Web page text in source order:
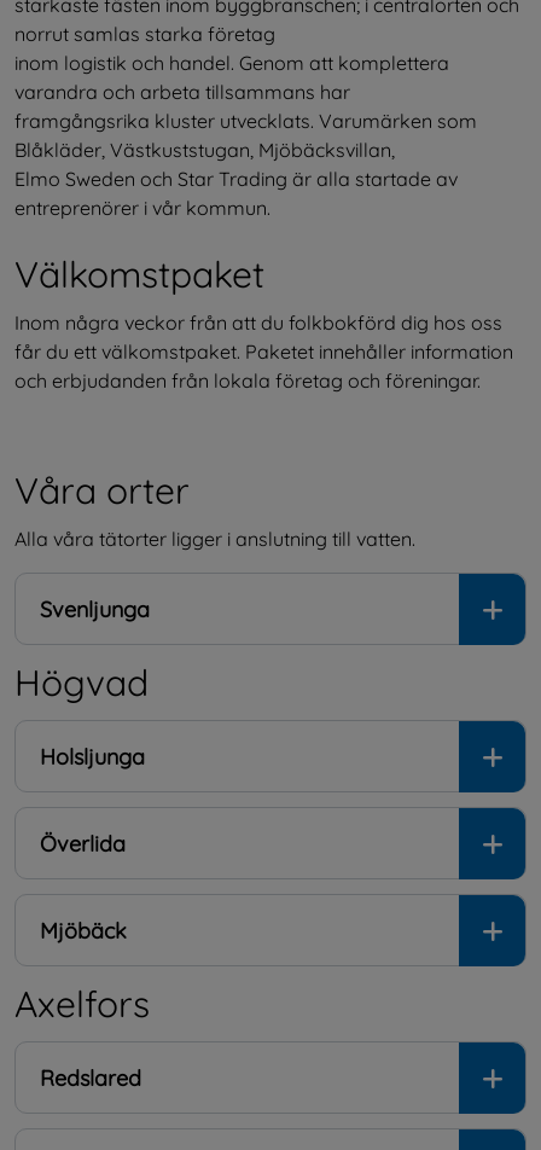
norrut samlas starka företag
inom logistik och handel. Genom att komplettera
varandra och arbeta tillsammans har
framgångsrika kluster utvecklats. Varumärken som
Blåkläder, Västkuststugan, Mjöbäcksvillan,
Elmo Sweden och Star Trading är alla startade av
entreprenörer i vår kommun.
Välkomstpaket
Inom några veckor från att du folkbokförd dig hos oss
får du ett välkomstpaket. Paketet innehåller information
och erbjudanden från lokala företag och föreningar.
Våra orter
Alla våra tätorter ligger i anslutning till vatten.
Svenljunga
Högvad
Holsljunga
Överlida
Mjöbäck
Axelfors
Redslared